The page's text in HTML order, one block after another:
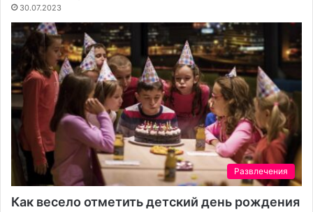
30.07.2023
Развлечения
Как весело отметить детский день рождения